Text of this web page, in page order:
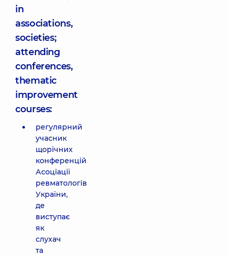
in
associations,
societies;
attending
conferences,
thematic
improvement
courses:
регулярний
учасник
щорічних
конференцій
Асоціації
ревматологів
України,
де
виступає
як
слухач
та